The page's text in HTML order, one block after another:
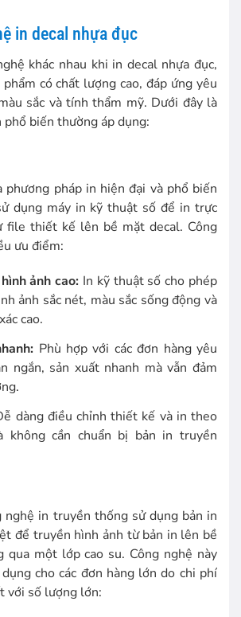
in decal nhựa đục
khác nhau khi in decal nhựa đục,
có chất lượng cao, đáp ứng yêu
sắc và tính thẩm mỹ. Dưới đây là
phổ biến thường áp dụng:
pháp in hiện đại và phổ biến
dụng máy in kỹ thuật số để in trực
file thiết kế lên bề mặt decal. Công
ưu điểm:
ảnh cao: In kỹ thuật số cho phép
ảnh sắc nét, màu sắc sống động và
cao.
Phù hợp với các đơn hàng yêu
ngắn, sản xuất nhanh mà vẫn đảm
dàng điều chỉnh thiết kế và in theo
không cần chuẩn bị bản in truyền
nghệ in truyền thống sử dụng bản in
để truyền hình ảnh từ bản in lên bề
qua một lớp cao su. Công nghệ này
cho các đơn hàng lớn do chi phí
với số lượng lớn: